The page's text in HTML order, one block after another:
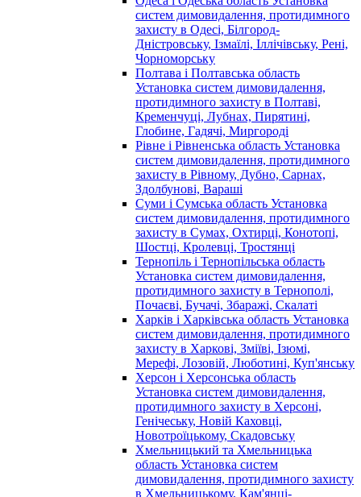
систем димовидалення, протидимного
захисту в Одесі, Білгород-
Дністровську, Ізмаїлі, Іллічівську, Рені,
Чорноморську
Полтава і Полтавська область
Установка систем димовидалення,
протидимного захисту в Полтаві,
Кременчуці, Лубнах, Пирятині,
Глобине, Гадячі, Миргороді
Рівне і Рівненська область Установка
систем димовидалення, протидимного
захисту в Рівному, Дубно, Сарнах,
Здолбунові, Вараші
Суми і Сумська область Установка
систем димовидалення, протидимного
захисту в Сумах, Охтирці, Конотопі,
Шостці, Кролевці, Тростянці
Тернопіль і Тернопільська область
Установка систем димовидалення,
протидимного захисту в Тернополі,
Почаєві, Бучачі, Збаражі, Скалаті
Харків і Харківська область Установка
систем димовидалення, протидимного
захисту в Харкові, Зміїві, Ізюмі,
Мерефі, Лозовій, Люботині, Куп'янську
Херсон і Херсонська область
Установка систем димовидалення,
протидимного захисту в Херсоні,
Генічеську, Новій Каховці,
Новотроїцькому, Скадовську
Хмельницький та Хмельницька
область Установка систем
димовидалення, протидимного захисту
в Хмельницькому, Кам'янці-